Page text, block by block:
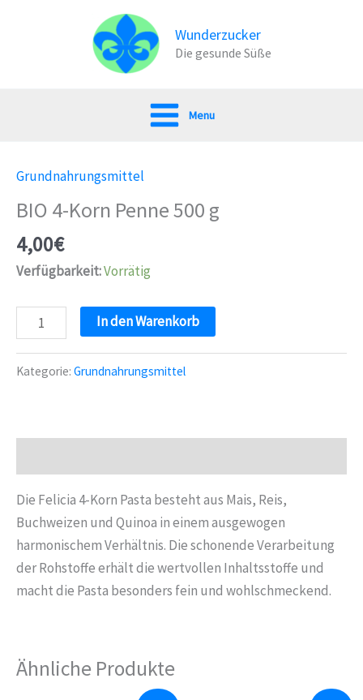
Wunderzucker
Die gesunde Süße
Menu
Grundnahrungsmittel
BIO 4-Korn Penne 500 g
4,00€
Verfügbarkeit:Vorrätig
4-
Korn
In den Warenkorb
Kategorie: Grundnahrungsmittel
Die Felicia 4-Korn Pasta besteht aus Mais, Reis,
Buchweizen und Quinoa in einem ausgewogen
harmonischem Verhältnis. Die schonende Verarbeitung
der Rohstoffe erhält die wertvollen Inhaltsstoffe und
macht die Pasta besonders fein und wohlschmeckend.
Ähnliche Produkte